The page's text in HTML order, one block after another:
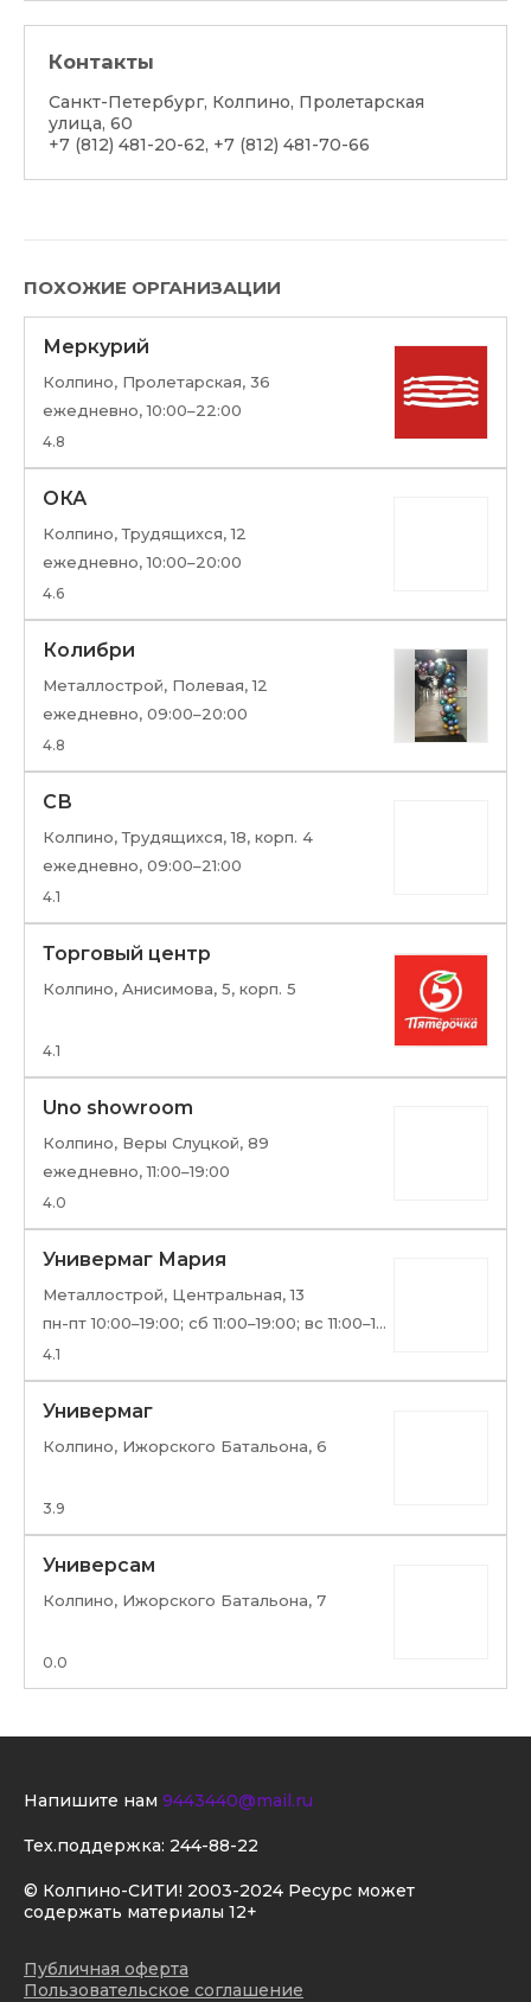
Контакты
Санкт-Петербург, Колпино, Пролетарская
улица, 60
+7 (812) 481-20-62, +7 (812) 481-70-66
ПОХОЖИЕ ОРГАНИЗАЦИИ
Меркурий
Колпино, Пролетарская, 36
ежедневно, 10:00–22:00
4.8
ОКА
Колпино, Трудящихся, 12
ежедневно, 10:00–20:00
4.6
Колибри
Металлострой, Полевая, 12
ежедневно, 09:00–20:00
4.8
СВ
Колпино, Трудящихся, 18, корп. 4
ежедневно, 09:00–21:00
4.1
Торговый центр
Колпино, Анисимова, 5, корп. 5
4.1
Uno showroom
Колпино, Веры Слуцкой, 89
ежедневно, 11:00–19:00
4.0
Универмаг Мария
Металлострой, Центральная, 13
пн-пт 10:00–19:00; сб 11:00–19:00; вс 11:00–18:00
4.1
Универмаг
Колпино, Ижорского Батальона, 6
3.9
Универсам
Колпино, Ижорского Батальона, 7
0.0
© Колпино-СИТИ! 2003-2024 Ресурс может
содержать материалы 12+
Публичная оферта
Пользовательское соглашение
Напишите нам 9443440@mail.ru
Тех.поддержка: 244-88-22